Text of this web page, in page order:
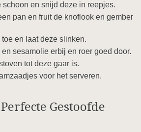
schoon en snijd deze in reepjes.
pan en fruit de knoflook en gember
en laat deze slinken.
sesamolie erbij en roer goed door.
tot deze gaar is.
voor het serveren.
Gestoofde